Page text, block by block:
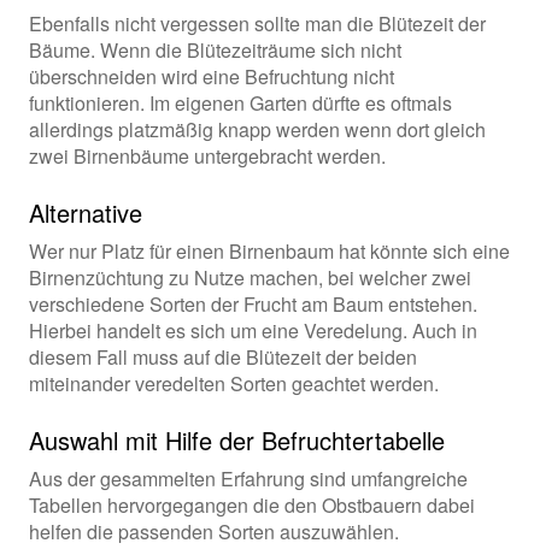
Ebenfalls nicht vergessen sollte man die Blütezeit der
Bäume. Wenn die Blütezeiträume sich nicht
überschneiden wird eine Befruchtung nicht
funktionieren. Im eigenen Garten dürfte es oftmals
allerdings platzmäßig knapp werden wenn dort gleich
zwei Birnenbäume untergebracht werden.
Alternative
Wer nur Platz für einen Birnenbaum hat könnte sich eine
Birnenzüchtung zu Nutze machen, bei welcher zwei
verschiedene Sorten der Frucht am Baum entstehen.
Hierbei handelt es sich um eine Veredelung. Auch in
diesem Fall muss auf die Blütezeit der beiden
miteinander veredelten Sorten geachtet werden.
Auswahl mit Hilfe der Befruchtertabelle
Aus der gesammelten Erfahrung sind umfangreiche
Tabellen hervorgegangen die den Obstbauern dabei
helfen die passenden Sorten auszuwählen.